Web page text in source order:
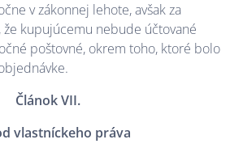
v zákonnej lehote, avšak za
kupujúcemu nebude účtované
poštovné, okrem toho, ktoré bolo
Článok VII.
vlastníckeho práva